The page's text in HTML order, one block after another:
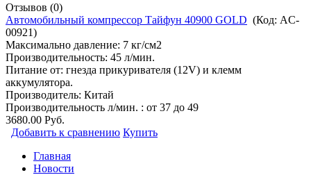
Отзывов (0)
Автомобильный компрессор Тайфун 40900 GOLD (Код: AC-
00921)
Максимально давление: 7 кг/см2
Производительность: 45 л/мин.
Питание от: гнезда прикуривателя (12V) и клемм
аккумулятора.
Производитель: Китай
Производительность л/мин. : от 37 до 49
3680.00 Руб.
Добавить к сравнению Купить
Главная
Новости